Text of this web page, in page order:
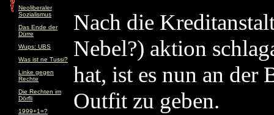
Neoliberaler
Sozialismus
Das Ende der
Dürre
Wups: UBS
Was ist ne Tussi?
Linke gegen
Rechte
Die Rechten im
Dörfli
1999+1=?
Nach die
Nebel?) aktion
hat, ist es nun an der
Outfit zu geben.